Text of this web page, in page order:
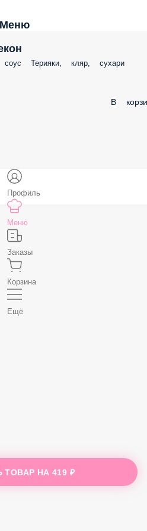
Меню
Терияки, кляр, сухари
В
ТОВАР НА419 ₽
Профиль
Меню
Заказы
Корзина
Ещё